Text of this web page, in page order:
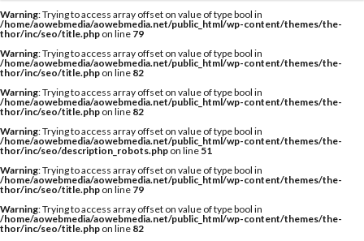
Warning: Trying to access array offset on value of type bool in
/home/aowebmedia/aowebmedia.net/public_html/wp-content/themes/the-
thor/inc/seo/title.php on line 79
Warning: Trying to access array offset on value of type bool in
/home/aowebmedia/aowebmedia.net/public_html/wp-content/themes/the-
thor/inc/seo/title.php on line 82
Warning: Trying to access array offset on value of type bool in
/home/aowebmedia/aowebmedia.net/public_html/wp-content/themes/the-
thor/inc/seo/title.php on line 82
Warning: Trying to access array offset on value of type bool in
/home/aowebmedia/aowebmedia.net/public_html/wp-content/themes/the-
thor/inc/seo/description_robots.php on line51
Warning: Trying to access array offset on value of type bool in
/home/aowebmedia/aowebmedia.net/public_html/wp-content/themes/the-
thor/inc/seo/title.php on line 79
Warning: Trying to access array offset on value of type bool in
/home/aowebmedia/aowebmedia.net/public_html/wp-content/themes/the-
thor/inc/seo/title.php on line 82
タグ
A WING AIR AIRTIGHT
AQUARIUS
AQUARIUS SURFBOARDS
AWING
AXXE
BAGUSE
Billabong Bryce Young
Camuy Surfboards
Captains Helm
CHABO
DOVE
Fin Less FIREWIRE
GOTCHA